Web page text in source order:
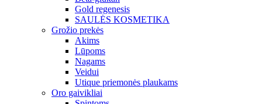
Gold regenesis
SAULĖS KOSMETIKA
Grožio prekės
Akims
Lūpoms
Nagams
Veidui
Utique priemonės plaukams
Oro gaivikliai